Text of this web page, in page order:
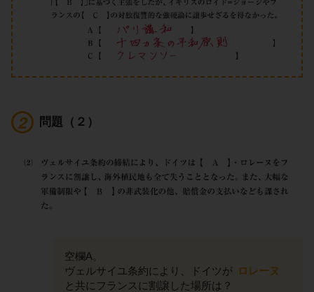
問題（２）
空欄A。
ヴェルサイユ条約により、ドイツが ロレーヌ
と共にフランスに割譲した場所は？